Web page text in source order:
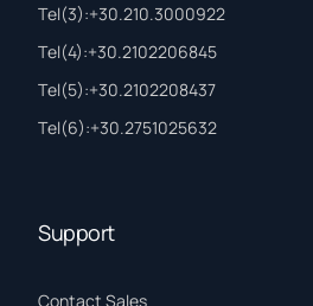
Τel(3):+30.210.3000922
Τel(4):+30.2102206845
Τel(5):+30.2102208437
Τel(6):+30.2751025632
Support
Contact Sales